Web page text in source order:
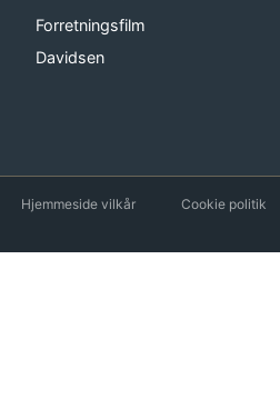
Forretningsfilm
Davidsen
Hjemmeside vilkår
Cookie politik